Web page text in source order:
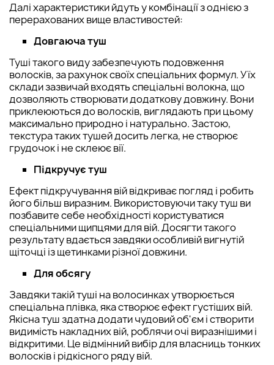
Далі характеристики йдуть у комбінації з однією з
перерахованих вище властивостей:
Довгаюча туш
Туші такого виду забезпечують подовження
волосків, за рахунок своїх спеціальних формул. У їх
склади зазвичай входять спеціальні волокна, що
дозволяють створювати додаткову довжину. Вони
приклеюються до волосків, виглядають при цьому
максимально природно і натурально. Застою,
текстура таких тушей досить легка, не створює
грудочок і не склеює вії.
Підкручує туш
Ефект підкручування вій відкриває погляд і робить
його більш виразним. Використовуючи таку туш ви
позбавите себе необхідності користуватися
спеціальними щипцями для вій. Досягти такого
результату вдається завдяки особливій вигнутій
щіточці із щетинками різної довжини.
Для обсягу
Завдяки такій туші на волосинках утворюється
спеціальна плівка, яка створює ефект густіших вій.
Якісна туш здатна додати чудовий об'єм і створити
видимість накладних вій, роблячи очі виразнішими і
відкритими. Це відмінний вибір для власниць тонких
волосків і рідкісного ряду вій.